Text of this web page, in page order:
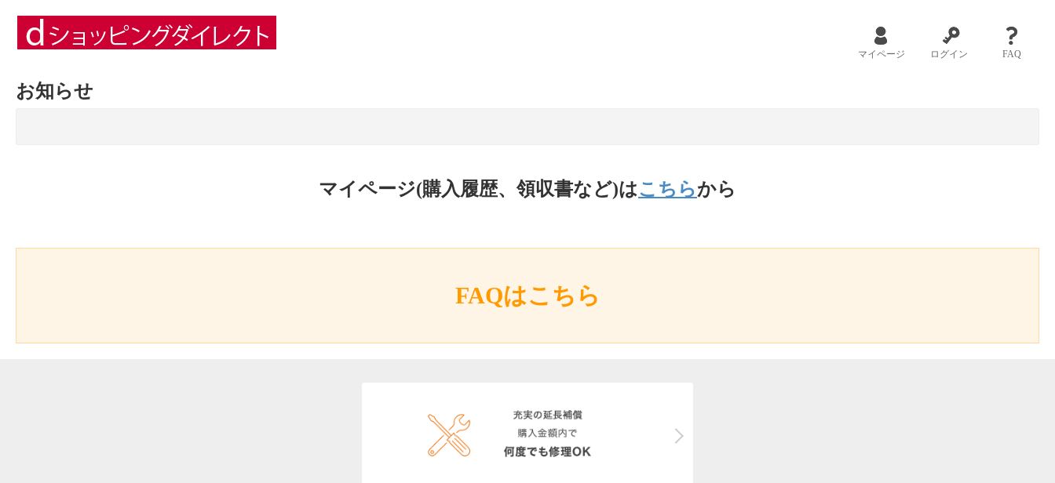
マイページ ログイン FAQ
お知らせ
マイページ(購入履歴、領収書など)はこちらから
FAQはこちら